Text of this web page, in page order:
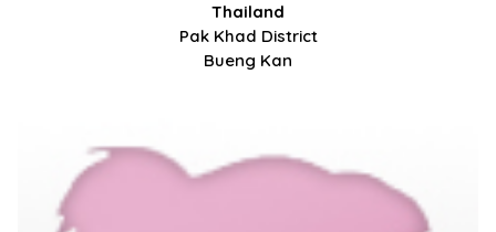
Thailand
Pak Khad District
Bueng Kan